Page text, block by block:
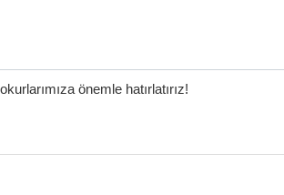
önemle hatırlatırız!